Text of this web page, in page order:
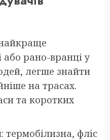
рано-вранці у
легше знайти
на трасах.
та коротких
фліс